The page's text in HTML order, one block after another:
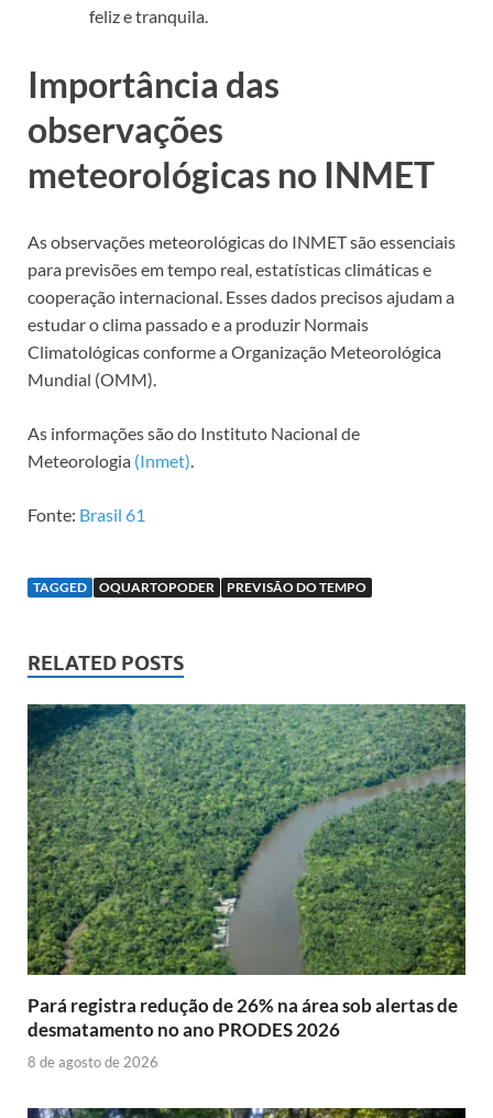
feliz e tranquila.
Importância das
observações
meteorológicas no INMET
As observações meteorológicas do INMET são essenciais
para previsões em tempo real, estatísticas climáticas e
cooperação internacional. Esses dados precisos ajudam a
estudar o clima passado e a produzir Normais
Climatológicas conforme a Organização Meteorológica
Mundial (OMM).
As informações são do Instituto Nacional de
Meteorologia (Inmet).
Fonte: Brasil 61
TAGGED OQUARTOPODER PREVISÃO DO TEMPO
RELATED POSTS
Pará registra redução de 26% na área sob alertas de
desmatamento no ano PRODES 2026
8 de agosto de 2026